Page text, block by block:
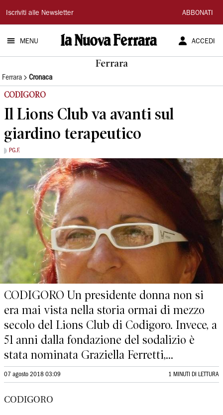
La
Nuova
Ferrara
Iscriviti alle Newsletter ABBONATI
MENU ACCEDI
Ferrara
Ferrara Cronaca
CODIGORO
Il Lions Club va avanti sul
giardino terapeutico
PG.F.
CODIGORO Un presidente donna non si
era mai vista nella storia ormai di mezzo
secolo del Lions Club di Codigoro. Invece, a
51 anni dalla fondazione del sodalizio è
stata nominata Graziella Ferretti,...
07 agosto 2018 03:09 1 MINUTI DI LETTURA
CODIGORO